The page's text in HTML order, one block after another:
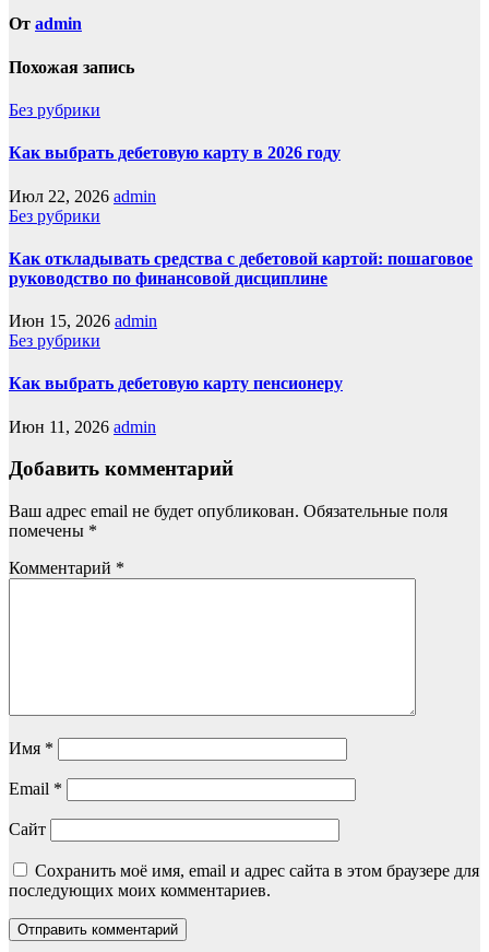
От admin
Похожая запись
Без рубрики
Как выбрать дебетовую карту в 2026 году
Июл 22, 2026 admin
Без рубрики
Как откладывать средства с дебетовой картой: пошаговое
руководство по финансовой дисциплине
Июн 15, 2026 admin
Без рубрики
Как выбрать дебетовую карту пенсионеру
Июн 11, 2026 admin
Добавить комментарий
Ваш адрес email не будет опубликован. Обязательные поля
помечены *
Комментарий *
Имя *
Email *
Сайт
Сохранить моё имя, email и адрес сайта в этом браузере для
последующих моих комментариев.